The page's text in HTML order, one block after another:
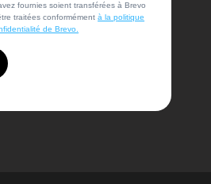
fournies soient transférées à Brevo
traitées conformémentà la politique
de Brevo.